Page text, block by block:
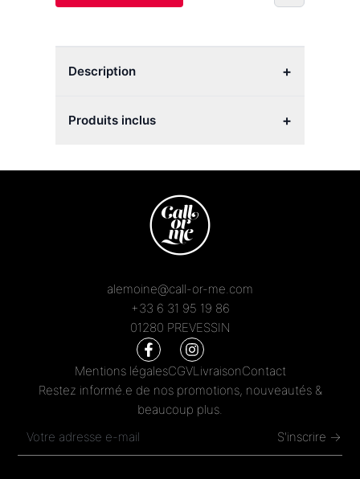
Description +
Produits inclus +
alemoine@call-or-me.com
+33 6 31 95 19 86
01280 PREVESSIN
Mentions légalesCGVLivraisonContact
Restez informé.e de nos promotions, nouveautés &
beaucoup plus.
S'inscrire →